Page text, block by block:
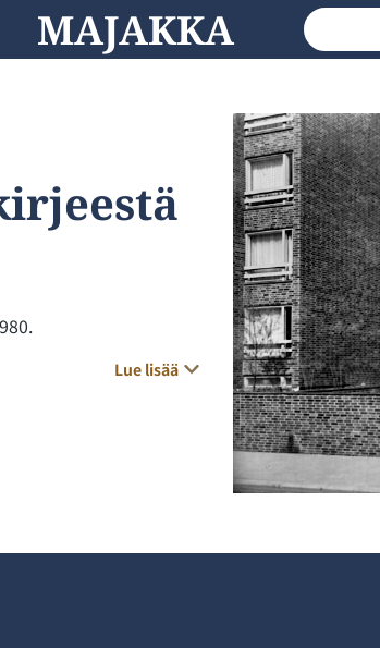
MAJAKKA
Lue lisää